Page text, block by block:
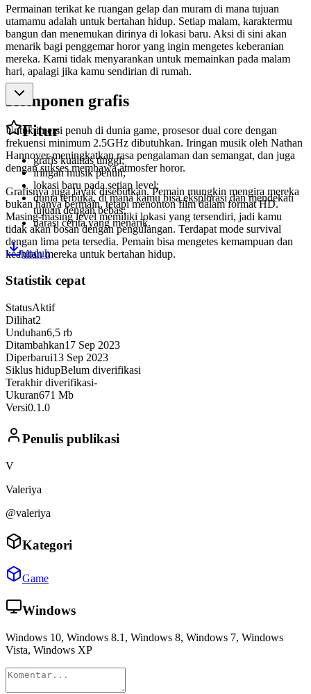
Permainan terikat ke ruangan gelap dan muram di mana tujuan
utamamu adalah untuk bertahan hidup. Setiap malam, karaktermu
bangun dan menemukan dirinya di lokasi baru. Aksi di sini akan
menarik bagi penggemar horor yang ingin mengetes keberanian
mereka. Kami tidak menyarankan untuk memainkan pada malam
hari, apalagi jika kamu sendirian di rumah.
Komponen grafis
Untuk imersi penuh di dunia game, prosesor dual core dengan
frekuensi minimum 2.5GHz dibutuhkan. Iringan musik oleh Nathan
Hannover meningkatkan rasa pengalaman dan semangat, dan juga
dengan sukses membawa atmosfer horor.
Grafisnya juga layak disebutkan. Pemain mungkin mengira mereka
bukan hanya bermain, tetapi menonton film dalam format HD.
Masing-masing level memiliki lokasi yang tersendiri, jadi kamu
tidak akan bosan dengan pengulangan. Terdapat mode survival
dengan lima peta tersedia. Pemain bisa mengetes kemampuan dan
keahlian mereka untuk bertahan hidup.
Fitur
grafis kualitas tinggi;
iringan musik penuh;
lokasi baru pada setiap level;
dunia terbuka, di mana kamu bisa eksplorasi dan mendekati
tujuan dengan bebas;
narasi cerita yang menarik.
unduh
Statistik cepat
StatusAktif
Dilihat2
Unduhan6,5 rb
Ditambahkan17 Sep 2023
Diperbarui13 Sep 2023
Siklus hidupBelum diverifikasi
Terakhir diverifikasi-
Ukuran671 Mb
Versi0.1.0
Penulis publikasi
V
Valeriya
@valeriya
Kategori
Game
Windows
Windows 10, Windows 8.1, Windows 8, Windows 7, Windows
Vista, Windows XP